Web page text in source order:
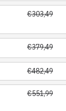
€303,49
€379,49
€482,49
€551,99